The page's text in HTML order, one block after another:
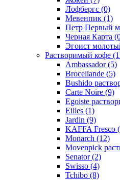
Лофбергс (0)
Мевенпик (1)
Петр Первый
Черная Карта
Эгоист
Растворимый кофе
Ambassador(5)
Broceliande (5)
Bushido
Carte Noire (9)
Egoiste
Eilles (1)
Jardin (9)
KAFFA Fresco
Monarch (12)
Movenpick
Senator(2)
Swisso (4)
Tchibo (8)